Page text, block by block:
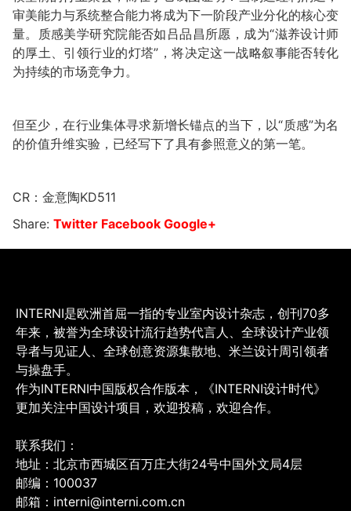
审美能力与系统整合能力将成为下一阶段产业分化的核心变
量。质感美学研究院能否如吕品昌所愿，成为“滋养设计师
的厚土、引领行业的灯塔”，将决定这一战略叙事能否转化
为持续的市场竞争力。
但至少，在行业集体寻求新增长锚点的当下，以“质感”为名
的价值升维实验，已经写下了具有参照意义的第一笔。
CR：金意陶KD511
Share: Twitter Facebook Google+
INTERNI是欧洲首屈一指的专业室内设计杂志，创刊70多
年来，被誉为全球设计流行趋势代言人、全球设计产业领
导者与见证人、全球创意资源集散地、米兰设计周引领者
与操盘手。
作为INTERNI中国版权合作版本，《INTERNI设计时代》
更加关注中国设计项目，欢迎投稿，欢迎合作。
联系我们：
地址：北京市西城区百万庄大街24号中国外文局4层
邮编：100037
邮箱：interni@interni.com.cn